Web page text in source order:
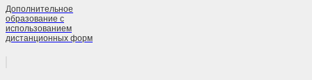
Дополнительное
образование с
использованием
дистанционных форм